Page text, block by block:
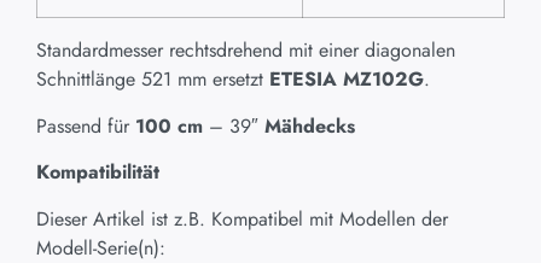
Standardmesser rechtsdrehend mit einer diagonalen
Schnittlänge 521 mm ersetzt ETESIA MZ102G.
Passend für 100 cm – 39″ Mähdecks
Kompatibilität
Dieser Artikel ist z.B. Kompatibel mit Modellen der
Modell-Serie(n):